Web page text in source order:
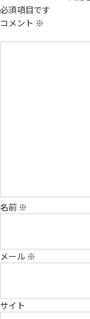
必須項目です
コメント ※
名前 ※
メール ※
サイト